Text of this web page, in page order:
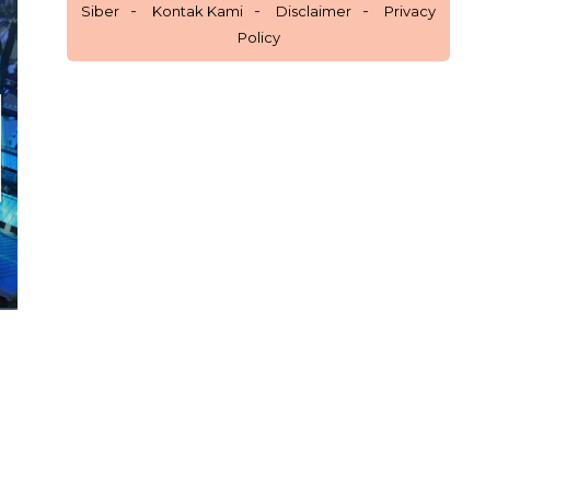
Siber
Kontak Kami Disclaimer
Privacy
Policy